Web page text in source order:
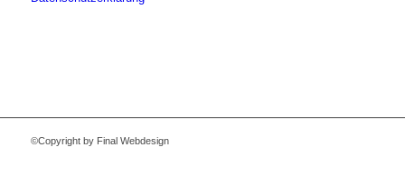
©Copyright by Final Webdesign